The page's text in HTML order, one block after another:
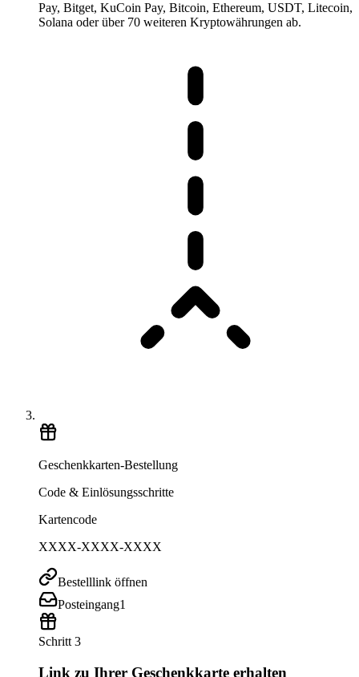
Pay, Bitget, KuCoin Pay, Bitcoin, Ethereum, USDT, Litecoin,
Solana oder über 70 weiteren Kryptowährungen ab.
Geschenkkarten-Bestellung
Code & Einlösungsschritte
Kartencode
XXXX-XXXX-XXXX
Bestelllink öffnen
Posteingang1
Schritt 3
Link zu Ihrer Geschenkkarte erhalten